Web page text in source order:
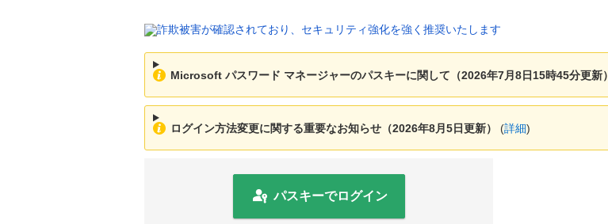
Microsoft パスワード マネージャーのパスキーに関して（2026年7月8日15時45分更新）
ログイン方法変更に関する重要なお知らせ（2026年8月5日更新） (詳細)
パスキーでログイン